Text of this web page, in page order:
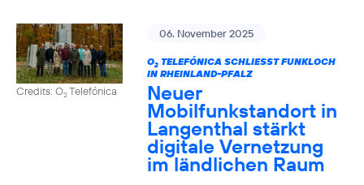
Credits: O2Telefónica
06. November 2025
O2TELEFÓNICA SCHLIESST FUNKLOCH I
N RHEINLAND-PFALZ
Neuer
Mobilfunkstandort in
Langenthal stärkt
digitale Vernetzung
im ländlichen Raum